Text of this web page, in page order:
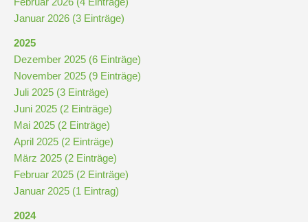
Januar 2026 (3 Einträge)
2025
Dezember 2025 (6 Einträge)
November 2025 (9 Einträge)
Juli 2025 (3 Einträge)
Juni 2025 (2 Einträge)
Mai 2025 (2 Einträge)
April 2025 (2 Einträge)
März 2025 (2 Einträge)
Februar 2025 (2 Einträge)
Januar 2025 (1 Eintrag)
2024